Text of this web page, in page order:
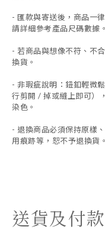
- 匯款與寄送後，商品一
請詳細參考產品尺碼數據 。
- 若商品與想像不符、不
換貨。
- 非瑕疵說明：鈕釦輕微
行剪開 / 掉或縫上即可）
染色。
- 退換商品必須保持原樣
用痕跡等 ， 恕不予退換貨。
送貨及付